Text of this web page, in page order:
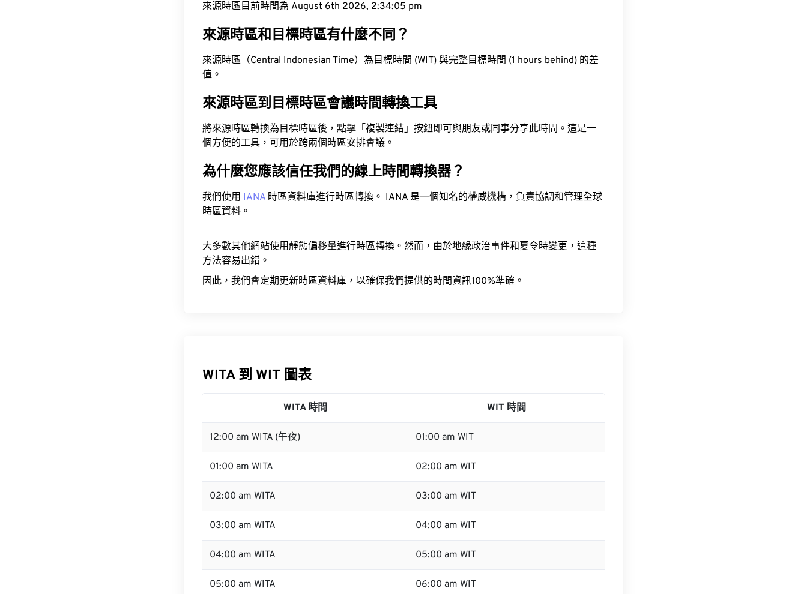
來源時區目前時間為 August 6th 2026, 2:34:06 pm
來源時區和目標時區有什麼不同？
來源時區（Central Indonesian Time）為目標時間 (WIT) 與完整目標時間 (1 hours behind) 的差
值。
來源時區到目標時區會議時間轉換工具
將來源時區轉換為目標時區後，點擊「複製連結」按鈕即可與朋友或同事分享此時間。這是一
個方便的工具，可用於跨兩個時區安排會議。
為什麼您應該信任我們的線上時間轉換器？
我們使用 IANA 時區資料庫進行時區轉換。 IANA 是一個知名的權威機構，負責協調和管理全球
時區資料。
大多數其他網站使用靜態偏移量進行時區轉換。然而，由於地緣政治事件和夏令時變更，這種
方法容易出錯。
因此，我們會定期更新時區資料庫，以確保我們提供的時間資訊100%準確。
WITA 到 WIT 圖表
WITA 時間 WIT 時間
12:00 am WITA (午夜) 01:00 am WIT
01:00 am WITA 02:00 am WIT
02:00 am WITA 03:00 am WIT
03:00 am WITA 04:00 am WIT
04:00 am WITA 05:00 am WIT
05:00 am WITA 06:00 am WIT